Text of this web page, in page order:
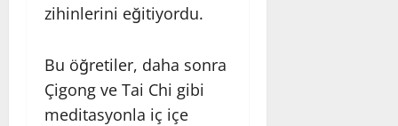
zihinlerini eğitiyordu.
Bu öğretiler, daha sonra
Çigong ve Tai Chi gibi
meditasyonla iç içe